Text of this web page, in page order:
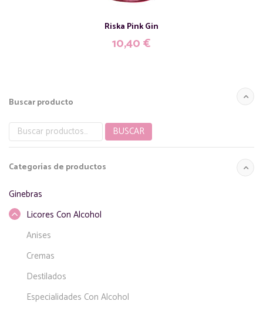
Riska Pink Gin
10,40€
Buscar producto
Buscar
por:
BUSCAR
Categorías de productos
Ginebras
Licores Con Alcohol
Anises
Cremas
Destilados
Especialidades Con Alcohol